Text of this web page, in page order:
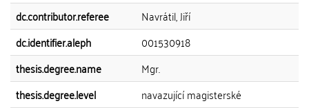
dc.contributor.referee
Navrátil, Jiří
dc.identifier.aleph
001530918
thesis.degree.name
Mgr.
thesis.degree.level
navazující magisterské